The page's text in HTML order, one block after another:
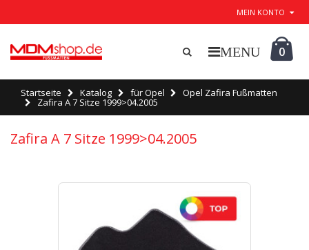
MEIN KONTO
0
Startseite Katalog für Opel Opel Zafira Fußmatten
Zafira A 7 Sitze 1999>04.2005
Zafira A 7 Sitze 1999>04.2005